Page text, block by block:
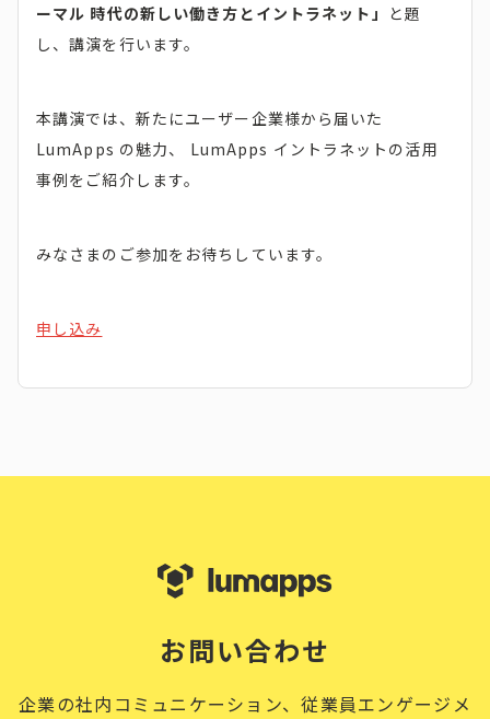
ーマル 時代の新しい働き方とイントラネット」 と題
し、講演を行います。
本講演では、新たにユーザー企業様から届いた
LumApps の魅力、 LumApps イントラネットの活用
事例をご紹介します。
みなさまのご参加をお待ちしています。
申し込み
お問い合わせ
企業の社内コミュニケーション、従業員エンゲージメ